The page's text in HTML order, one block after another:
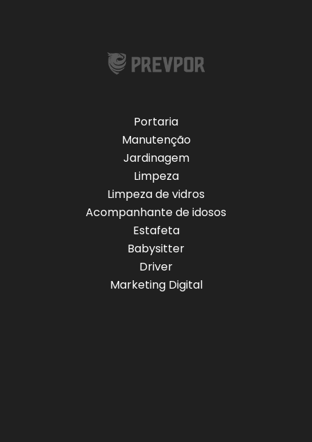
Portaria
Manutenção
Jardinagem
Limpeza
Limpeza de vidros
Acompanhante de idosos
Estafeta
Babysitter
Driver
Marketing Digital